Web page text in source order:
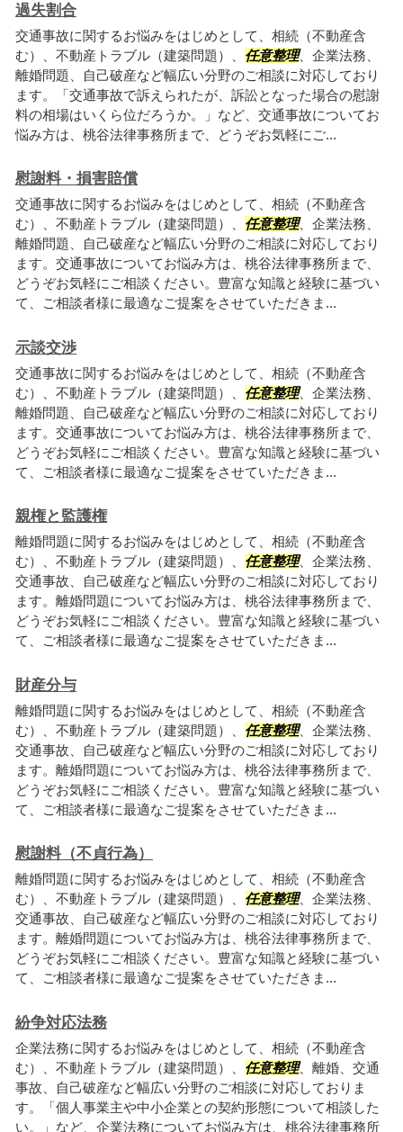
過失割合
交通事故に関するお悩みをはじめとして、相続（不動産含
む）、不動産トラブル（建築問題）、 任意整理、企業法務、
離婚問題、自己破産など幅広い分野のご相談に対応しており
ます。「交通事故で訴えられたが、訴訟となった場合の慰謝
料の相場はいくら位だろうか。」など、交通事故についてお
悩み方は、桃谷法律事務所まで、どうぞお気軽にご...
慰謝料・損害賠償
交通事故に関するお悩みをはじめとして、相続（不動産含
む）、不動産トラブル（建築問題）、 任意整理、企業法務、
離婚問題、自己破産など幅広い分野のご相談に対応しており
ます。交通事故についてお悩み方は、桃谷法律事務所まで、
どうぞお気軽にご相談ください。豊富な知識と経験に基づい
て、ご相談者様に最適なご提案をさせていただきま...
示談交渉
交通事故に関するお悩みをはじめとして、相続（不動産含
む）、不動産トラブル（建築問題）、 任意整理、企業法務、
離婚問題、自己破産など幅広い分野のご相談に対応しており
ます。交通事故についてお悩み方は、桃谷法律事務所まで、
どうぞお気軽にご相談ください。豊富な知識と経験に基づい
て、ご相談者様に最適なご提案をさせていただきま...
親権と監護権
離婚問題に関するお悩みをはじめとして、相続（不動産含
む）、不動産トラブル（建築問題）、 任意整理、企業法務、
交通事故、自己破産など幅広い分野のご相談に対応しており
ます。離婚問題についてお悩み方は、桃谷法律事務所まで、
どうぞお気軽にご相談ください。豊富な知識と経験に基づい
て、ご相談者様に最適なご提案をさせていただきま...
財産分与
離婚問題に関するお悩みをはじめとして、相続（不動産含
む）、不動産トラブル（建築問題）、 任意整理、企業法務、
交通事故、自己破産など幅広い分野のご相談に対応しており
ます。離婚問題についてお悩み方は、桃谷法律事務所まで、
どうぞお気軽にご相談ください。豊富な知識と経験に基づい
て、ご相談者様に最適なご提案をさせていただきま...
慰謝料（不貞行為）
離婚問題に関するお悩みをはじめとして、相続（不動産含
む）、不動産トラブル（建築問題）、 任意整理、企業法務、
交通事故、自己破産など幅広い分野のご相談に対応しており
ます。離婚問題についてお悩み方は、桃谷法律事務所まで、
どうぞお気軽にご相談ください。豊富な知識と経験に基づい
て、ご相談者様に最適なご提案をさせていただきま...
紛争対応法務
企業法務に関するお悩みをはじめとして、相続（不動産含
む）、不動産トラブル（建築問題）、 任意整理、離婚、交通
事故、自己破産など幅広い分野のご相談に対応しておりま
す。「個人事業主や中小企業との契約形態について相談した
い。」など、企業法務についてお悩み方は、桃谷法律事務所